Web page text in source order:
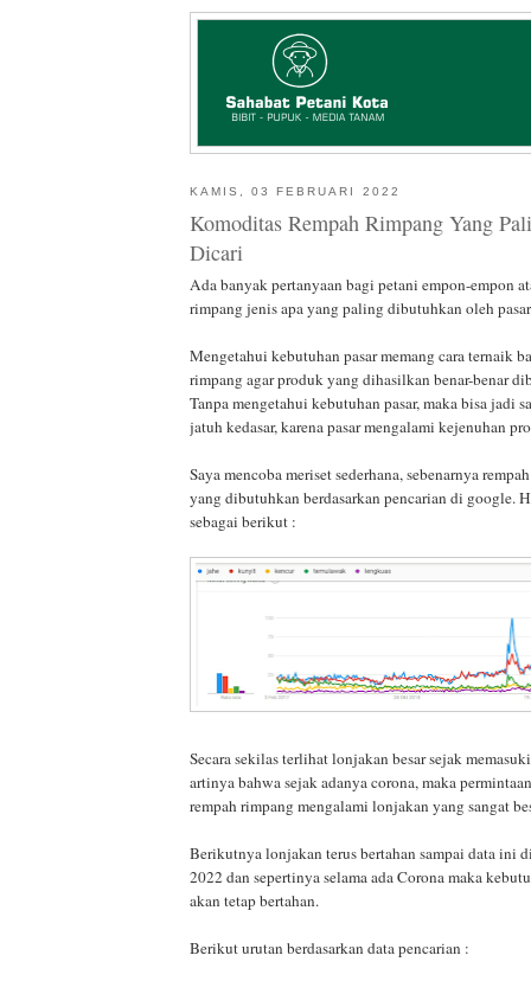
KAMIS, 03 FEBRUARI 2022
Komoditas Rempah Rimpang Yang
Dicari
Ada banyak pertanyaan bagi petani empon-empon
rimpang jenis apa yang paling dibutuhkan oleh
Mengetahui kebutuhan pasar memang cara ternaik
rimpang agar produk yang dihasilkan benar-benar
Tanpa mengetahui kebutuhan pasar, maka bisa jadi
jatuh kedasar, karena pasar mengalami kejenuhan
Saya mencoba meriset sederhana, sebenarnya
yang dibutuhkan berdasarkan pencarian di google.
sebagai berikut :
Secara sekilas terlihat lonjakan besar sejak
artinya bahwa sejak adanya corona, maka
rempah rimpang mengalami lonjakan yang sangat
Berikutnya lonjakan terus bertahan sampai data ini
2022 dan sepertinya selama ada Corona maka
akan tetap bertahan.
Berikut urutan berdasarkan data pencarian :